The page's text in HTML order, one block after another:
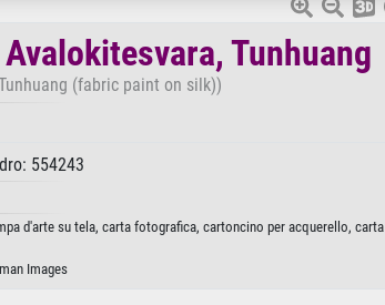
Tunhuang
(fabric paint on silk))
554243
d'arte su tela, carta fotografica, cartoncino per acquerello, carta
Images